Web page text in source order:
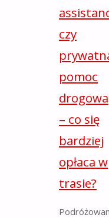
czy
pomoc
drogowa
– co się
bardziej
opłaca w
trasie?